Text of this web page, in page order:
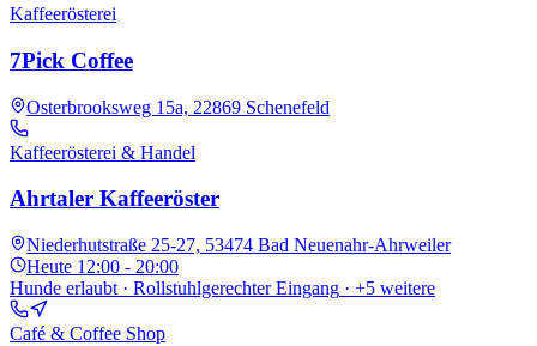
Kaffeerösterei
7Pick Coffee
Osterbrooksweg 15a, 22869 Schenefeld
Kaffeerösterei & Handel
Ahrtaler Kaffeeröster
Niederhutstraße 25-27, 53474 Bad Neuenahr-Ahrweiler
Heute 12:00 - 20:00
Hunde erlaubt · Rollstuhlgerechter Eingang · +5 weitere
Café & Coffee Shop